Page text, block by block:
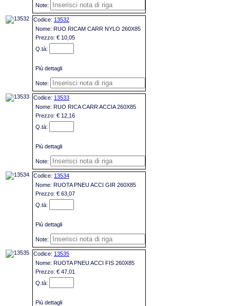
13532
RUO RICAM CARR NYLO 260X85
€ 10,05
Più dettagli
13533
RUO RICA CARR ACCIA 260X85
€ 12,16
Più dettagli
13534
RUOTA PNEU ACCI GIR 260X85
€ 63,07
Più dettagli
13535
RUOTA PNEU ACCI FIS 260X85
€ 47,01
Più dettagli